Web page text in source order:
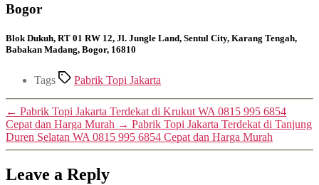
Bogor
Blok Dukuh, RT 01 RW 12, Jl. Jungle Land, Sentul City, Karang Tengah,
Babakan Madang, Bogor, 16810
Tags Pabrik Topi Jakarta
← Pabrik Topi Jakarta Terdekat di Krukut WA 0815 995 6854
Cepat dan Harga Murah → Pabrik Topi Jakarta Terdekat di Tanjung
Duren Selatan WA 0815 995 6854 Cepat dan Harga Murah
Leave a Reply